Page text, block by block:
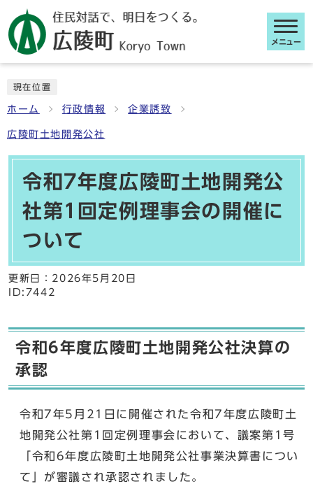
メニュー
現在位置
ホーム 行政情報 企業誘致
広陵町土地開発公社
令和7年度広陵町土地開発公
社第1回定例理事会の開催に
ついて
更新日： 2026年5月20日
ID:7442
令和6年度広陵町土地開発公社決算の
承認
令和7年5月21日に開催された令和7年度広陵町土
地開発公社第1回定例理事会において、議案第1号
「令和6年度広陵町土地開発公社事業決算書につい
て」が審議され承認されました。